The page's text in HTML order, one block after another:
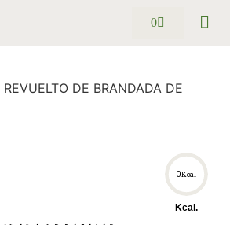
0
REVUELTO DE BRANDADA DE
0Kcal
Kcal.